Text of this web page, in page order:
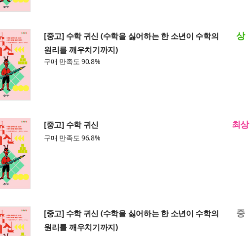
[중고] 수학 귀신 (수학을 싫어하는 한 소년이 수학의
원리를 깨우치기까지)
구매 만족도 90.8%
상
[중고] 수학 귀신
구매 만족도 96.8%
최상
[중고] 수학 귀신 (수학을 싫어하는 한 소년이 수학의
원리를 깨우치기까지)
중